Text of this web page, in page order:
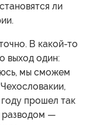
ли
В какой-то
выход один:
мы сможем
прошел так
разводом —